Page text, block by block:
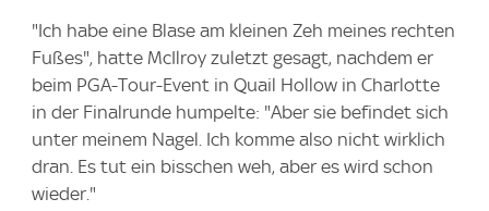
"Ich habe eine Blase am kleinen Zeh meines rechten
Fußes", hatte McIlroy zuletzt gesagt, nachdem er
beim PGA-Tour-Event in Quail Hollow in Charlotte
in der Finalrunde humpelte: "Aber sie befindet sich
unter meinem Nagel. Ich komme also nicht wirklich
dran. Es tut ein bisschen weh, aber es wird schon
wieder."